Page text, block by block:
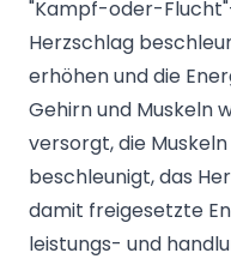
"Kampf-oder-
Herzschlag
erhöhen und die
Gehirn und Muskeln
versorgt, die
beschleunigt, das
damit freigesetzte
leistungs- und